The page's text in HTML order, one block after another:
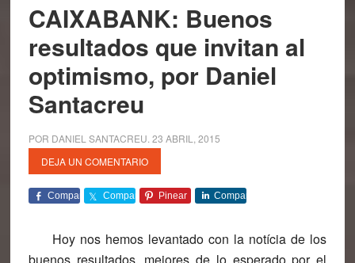
CAIXABANK: Buenos
resultados que invitan al
optimismo, por Daniel
Santacreu
POR DANIEL SANTACREU 23 ABRIL, 2015
DEJA UN COMENTARIO
Comparte Comparte Pinear Comparte
Hoy nos hemos levantado con la notícia de los